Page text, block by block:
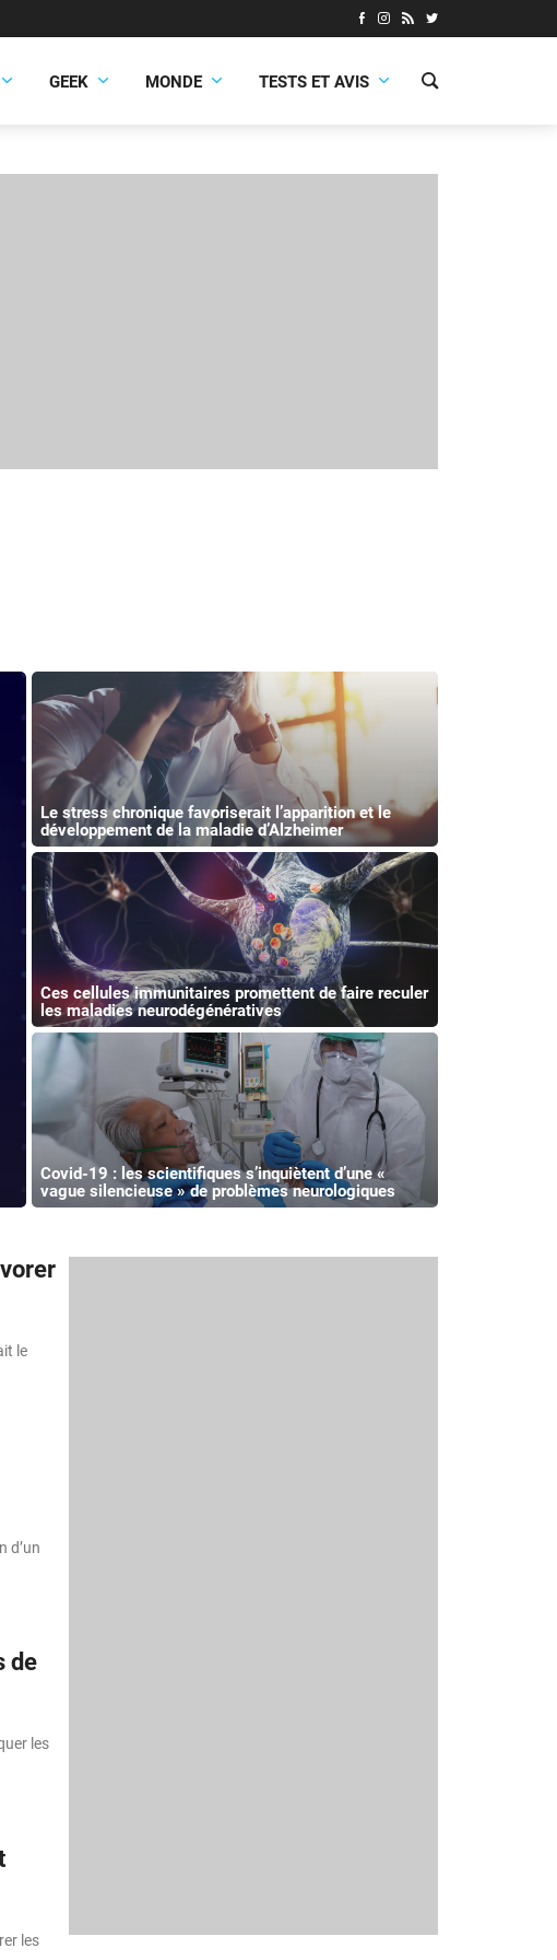
GEEK MONDE TESTS ET AVIS
Le stress chronique favoriserait l’apparition et le
développement de la maladie d’Alzheimer
Ces cellules immunitaires promettent de faire reculer
les maladies neurodégénératives
Covid-19 : les scientifiques s’inquiètent d’une «
vague silencieuse » de problèmes neurologiques
le
d’un
de
les
les